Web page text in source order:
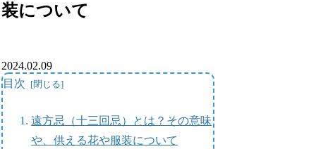
装について
2024.02.09
目次
遠方忌（十三回忌）とは？その意味
や、供える花や服装について